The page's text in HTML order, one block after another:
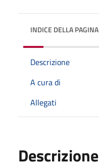
INDICE DELLA PAGINA
Descrizione
A cura di
Allegati
Descrizione